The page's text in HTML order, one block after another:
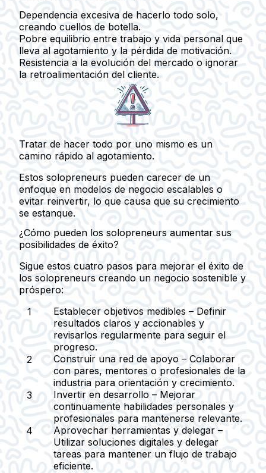
Dependencia excesiva de hacerlo todo solo,
creando cuellos de botella.
Pobre equilibrio entre trabajo y vida personal que
lleva al agotamiento y la pérdida de motivación.
Resistencia a la evolución del mercado o ignorar
la retroalimentación del cliente.
Tratar de hacer todo por uno mismo es un
camino rápido al agotamiento.
Estos solopreneurs pueden carecer de un
enfoque en modelos de negocio escalables o
evitar reinvertir, lo que causa que su crecimiento
se estanque.
¿Cómo pueden los solopreneurs aumentar sus
posibilidades de éxito?
Sigue estos cuatro pasos para mejorar el éxito de
los solopreneurs creando un negocio sostenible y
próspero:
Establecer objetivos medibles – Definir
resultados claros y accionables y
revisarlos regularmente para seguir el
progreso.
Construir una red de apoyo – Colaborar
con pares, mentores o profesionales de la
industria para orientación y crecimiento.
Invertir en desarrollo – Mejorar
continuamente habilidades personales y
profesionales para mantenerse relevante.
Aprovechar herramientas y delegar –
Utilizar soluciones digitales y delegar
tareas para mantener un flujo de trabajo
eficiente.